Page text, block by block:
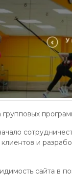
групповых
и
сайта в